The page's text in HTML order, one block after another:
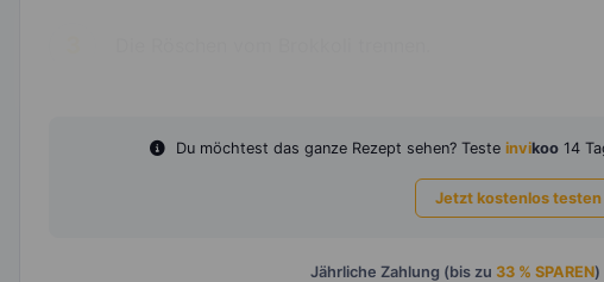
Du möchtest das ganze Rezept sehen? Teste invikoo 14
Jetzt kostenlos testen
Jährliche Zahlung (bis zu 33 % SPAREN)